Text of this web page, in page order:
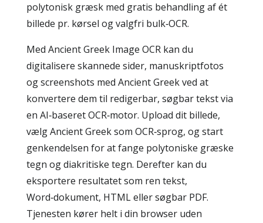
polytonisk græsk med gratis behandling af ét
billede pr. kørsel og valgfri bulk‑OCR.
Med Ancient Greek Image OCR kan du
digitalisere skannede sider, manuskriptfotos
og screenshots med Ancient Greek ved at
konvertere dem til redigerbar, søgbar tekst via
en AI‑baseret OCR‑motor. Upload dit billede,
vælg Ancient Greek som OCR‑sprog, og start
genkendelsen for at fange polytoniske græske
tegn og diakritiske tegn. Derefter kan du
eksportere resultatet som ren tekst,
Word‑dokument, HTML eller søgbar PDF.
Tjenesten kører helt i din browser uden